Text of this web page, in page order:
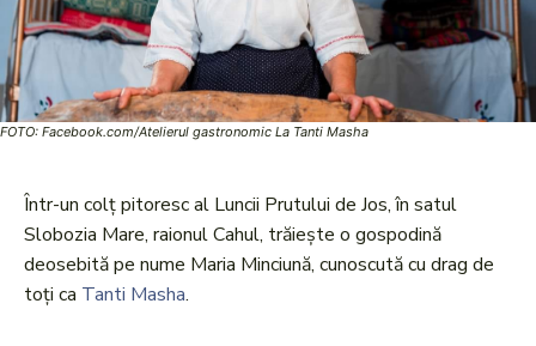
FOTO: Facebook.com/Atelierul gastronomic La Tanti Masha
Într-un colț pitoresc al Luncii Prutului de Jos, în satul
Slobozia Mare, raionul Cahul, trăiește o gospodină
deosebită pe nume Maria Minciună, cunoscută cu drag de
toți ca Tanti Masha.